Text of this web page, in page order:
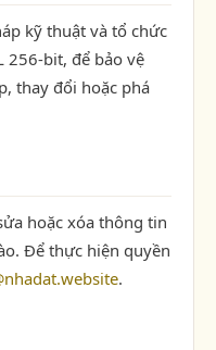
kỹ thuật và tổ chức
256-bit, để bảo vệ
thay đổi hoặc phá
hoặc xóa thông tin
Để thực hiện quyền
.